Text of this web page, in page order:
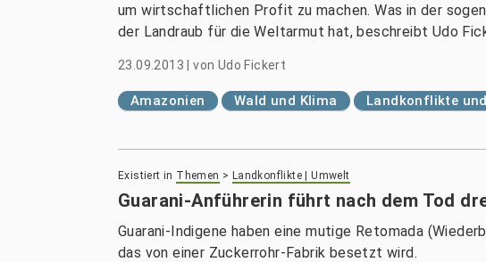
um wirtschaftlichen Profit zu machen. Was in der
der Landraub für die Weltarmut hat, beschreibt Udo
23.09.2013 |von Udo Fickert
Amazonien Wald und Klima Landkonflikte
Existiert in Themen > Landkonflikte | Umwelt
Guarani-Anführerin führt nach dem Tod
Guarani-Indigene haben eine mutige Retomada
das von einer Zuckerrohr-Fabrik besetzt wird.